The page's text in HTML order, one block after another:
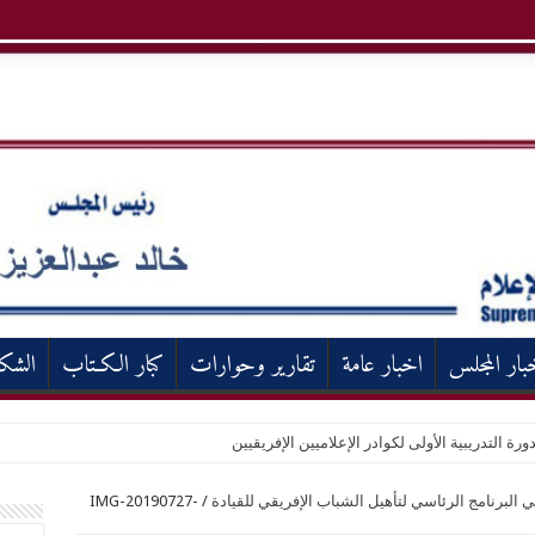
المجلس اخبار عامة تقارير وحوارات كبار الكـتاب
التدريبية الأولى لكوادر الإعلاميين الإفريقيين
الرئاسي لتأهيل الشباب الإفريقي للقيادة /
IMG-20190727-